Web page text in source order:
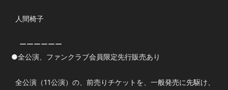
人間椅子
ーーーーーー
●全公演、ファンクラブ会員限定先行販売あり
全公演（11公演）の、前売りチケットを、一般発売に先駆け、